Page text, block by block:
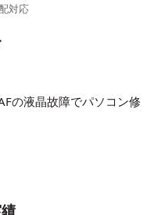
対応
の液晶故障でパソコン修